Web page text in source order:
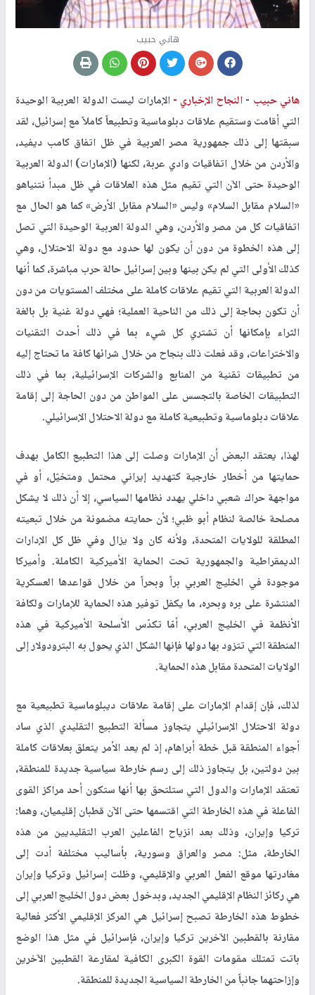
هاني حبيب
هاني حبيب -النجاح الإخباري -الإمارات ليست الدولة العربية الوحيدة
التي أقامت وستقيم علاقات دبلوماسية وتطبيعاً كاملاً مع إسرائيل، لقد
سبقتها إلى ذلك جمهورية مصر العربية في ظل اتفاق كامب ديفيد،
والأردن من خلال اتفاقيات وادي عربة، لكنها (الإمارات) الدولة العربية
الوحيدة حتى الآن التي تقيم مثل هذه العلاقات في ظل مبدأ نتنياهو
«السلام مقابل السلام» وليس «السلام مقابل الأرض» كما هو الحال مع
اتفاقيات كل من مصر والأردن، وهي الدولة العربية الوحيدة التي تصل
إلى هذه الخطوة من دون أن يكون لها حدود مع دولة الاحتلال، وهي
كذلك الأولى التي لم يكن بينها وبين إسرائيل حالة حرب مباشرة، كما أنها
الدولة العربية التي تقيم علاقات كاملة على مختلف المستويات من دون
أن تكون بحاجة إلى ذلك من الناحية العملية؛ فهي دولة غنية بل بالغة
الثراء بإمكانها أن تشتري كل شيء بما في ذلك أحدث التقنيات
والاختراعات، وقد فعلت ذلك بنجاح من خلال شرائها كافة ما تحتاج إليه
من تطبيقات تقنية من المنابع والشركات الإسرائيلية، بما في ذلك
التطبيقات الخاصة بالتجسس على المواطن من دون الحاجة إلى إقامة
علاقات دبلوماسية وتطبيعية كاملة مع دولة الاحتلال الإسرائيلي.
لهذا، يعتقد البعض أن الإمارات وصلت إلى هذا التطبيع الكامل بهدف
حمايتها من أخطار خارجية كتهديد إيراني محتمل ومتخيّل، أو في
مواجهة حراك شعبي داخلي يهدد نظامها السياسي، إلا أن ذلك لا يشكل
مصلحة خالصة لنظام أبو ظبي؛ لأن حمايته مضمونة من خلال تبعيته
المطلقة للولايات المتحدة، ولأنه كان ولا يزال وفي ظل كل الإدارات
الديمقراطية والجمهورية تحت الحماية الأميركية الكاملة. وأميركا
موجودة في الخليج العربي براً وبحراً من خلال قواعدها العسكرية
المنتشرة على بره وبحره، ما يكفل توفير هذه الحماية للإمارات ولكافة
الأنظمة في الخليج العربي، أمّا تكدّس الأسلحة الأميركية في هذه
المنطقة التي تتزود بها دولها فإنها الشكل الذي يحول به البترودولار إلى
الولايات المتحدة مقابل هذه الحماية.
لذلك، فإن إقدام الإمارات على إقامة علاقات ديبلوماسية تطبيعية مع
دولة الاحتلال الإسرائيلي يتجاوز مسألة التطبيع التقليدي الذي ساد
أجواء المنطقة قبل خطة أبراهام، إذ لم يعد الأمر يتعلق بعلاقات كاملة
بين دولتين، بل يتجاوز ذلك إلى رسم خارطة سياسية جديدة للمنطقة،
تعتقد الإمارات والدول التي ستلتحق بها أنها ستكون أحد مراكز القوى
الفاعلة في هذه الخارطة التي اقتسمها حتى الآن قطبان إقليميان، وهما:
تركيا وإيران، وذلك بعد انزياح الفاعلين العرب التقليديين من هذه
الخارطة، مثل: مصر والعراق وسورية، بأساليب مختلفة أدت إلى
مغادرتها موقع الفعل العربي والإقليمي، وظلت إسرائيل وتركيا وإيران
هي ركائز النظام الإقليمي الجديد، وبدخول بعض دول الخليج العربي إلى
خطوط هذه الخارطة تصبح إسرائيل هي المركز الإقليمي الأكثر فعالية
مقارنة بالقطبين الآخرين تركيا وإيران، فإسرائيل في مثل هذا الوضع
باتت تمتلك مقومات القوة الكبرى الكافية لمقارعة القطبين الآخرين
وإزاحتهما جانباً من الخارطة السياسية الجديدة للمنطقة.